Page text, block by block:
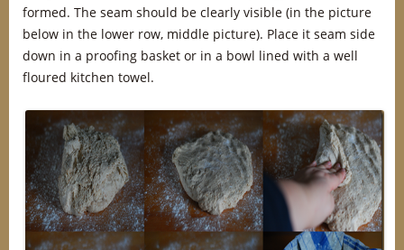
formed. The seam should be clearly visible (in the picture
below in the lower row, middle picture). Place it seam side
down in a proofing basket or in a bowl lined with a well
floured kitchen towel.